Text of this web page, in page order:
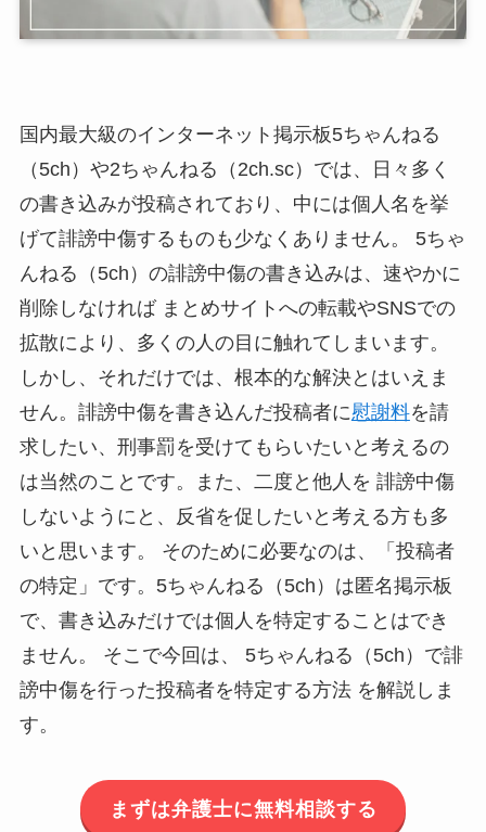
国内最大級のインターネット掲示板5ちゃんねる
（5ch）や2ちゃんねる（2ch.sc）では、日々多く
の書き込みが投稿されており、中には個人名を挙
げて誹謗中傷するものも少なくありません。 5ちゃ
んねる（5ch）の誹謗中傷の書き込みは、速やかに
削除しなければ まとめサイトへの転載やSNSでの
拡散により、多くの人の目に触れてしまいます。
しかし、それだけでは、根本的な解決とはいえま
せん。誹謗中傷を書き込んだ投稿者に慰謝料を請
求したい、刑事罰を受けてもらいたいと考えるの
は当然のことです。また、二度と他人を 誹謗中傷
しないようにと、反省を促したいと考える方も多
いと思います。 そのために必要なのは、「投稿者
の特定」です。5ちゃんねる（5ch）は匿名掲示板
で、書き込みだけでは個人を特定することはでき
ません。 そこで今回は、 5ちゃんねる（5ch）で誹
謗中傷を行った投稿者を特定する方法 を解説しま
す。
まずは弁護士に無料相談する